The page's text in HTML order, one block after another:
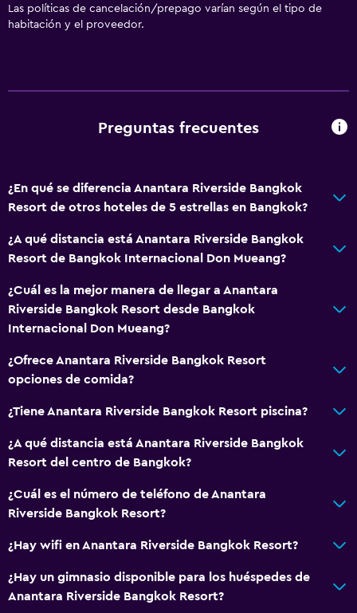
Las políticas de cancelación/prepago varían según el tipo de
habitación y el proveedor.
Preguntas frecuentes
¿En qué se diferencia Anantara Riverside Bangkok
Resort de otros hoteles de 5 estrellas en Bangkok?
¿A qué distancia está Anantara Riverside Bangkok
Resort de Bangkok Internacional Don Mueang?
¿Cuál es la mejor manera de llegar a Anantara
Riverside Bangkok Resort desde Bangkok
Internacional Don Mueang?
¿Ofrece Anantara Riverside Bangkok Resort
opciones de comida?
¿Tiene Anantara Riverside Bangkok Resort piscina?
¿A qué distancia está Anantara Riverside Bangkok
Resort del centro de Bangkok?
¿Cuál es el número de teléfono de Anantara
Riverside Bangkok Resort?
¿Hay wifi en Anantara Riverside Bangkok Resort?
¿Hay un gimnasio disponible para los huéspedes de
Anantara Riverside Bangkok Resort?